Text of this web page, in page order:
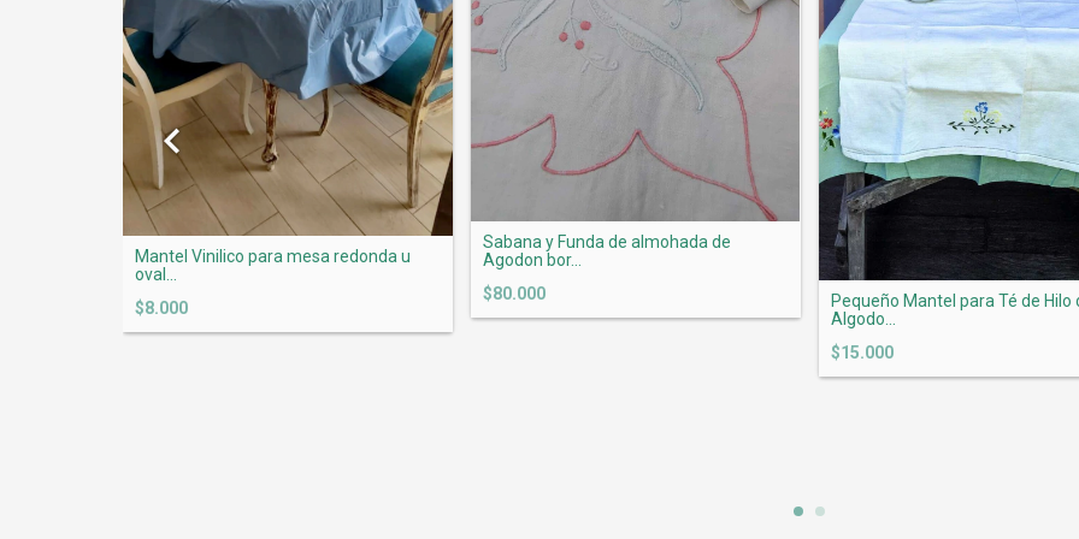
Mantel Vinilico para mesa redonda u
oval...
$8.000
Sabana y Funda de almohada de
Agodon bor...
$80.000
Pequeño Mantel para Té de Hilo
Algodo...
$15.000